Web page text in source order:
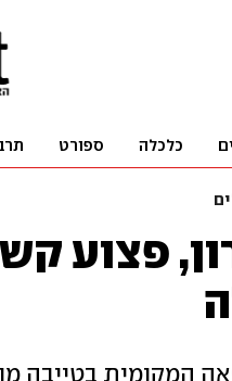
כלכלה ספורט
בשרון, פצוע